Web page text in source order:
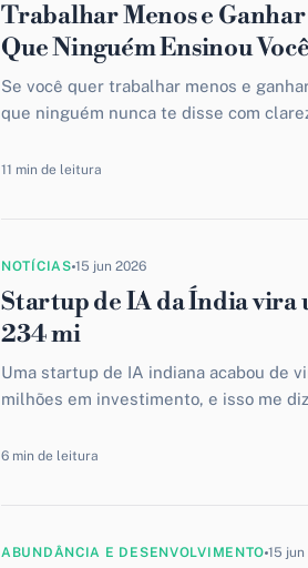
Trabalhar Menos e
Que Ninguém Ensinou Você
Se você quer trabalhar menos e
que ninguém nunca te disse com
11 min de leitura
NOTÍCIAS 15 jun 2026
Startup de IA da Índia vira
234 mi
Uma startup de IA indiana acabou de
milhões em investimento, e isso me
6 min de leitura
ABUNDÂNCIA E DESENVOLVIMENTO 15